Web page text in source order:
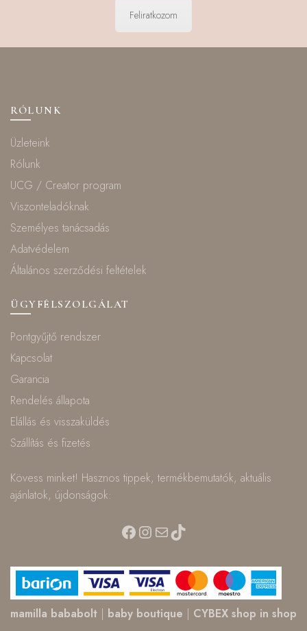
Feliratkozom
RÓLUNK
Üzleteink
Rólunk
UCG / Creator program
Viszonteladóknak
Személyes tanácsadás
Adatvédelem
Általános szerződési feltételek
ÜGYFÉLSZOLGÁLAT
Pontgyűjtő rendszer
Kapcsolat
Garancia
Rendelés állapota
Elállás és visszaküldés
Szállítás és fizetés
Kövess minket! Hasznos tippek, termékbemutatók, aktuális
ajánlatok, újdonságok:
Facebook
Instagram
MailTikTok
mamilla bababolt | baby boutique | CYBEX shop in shop